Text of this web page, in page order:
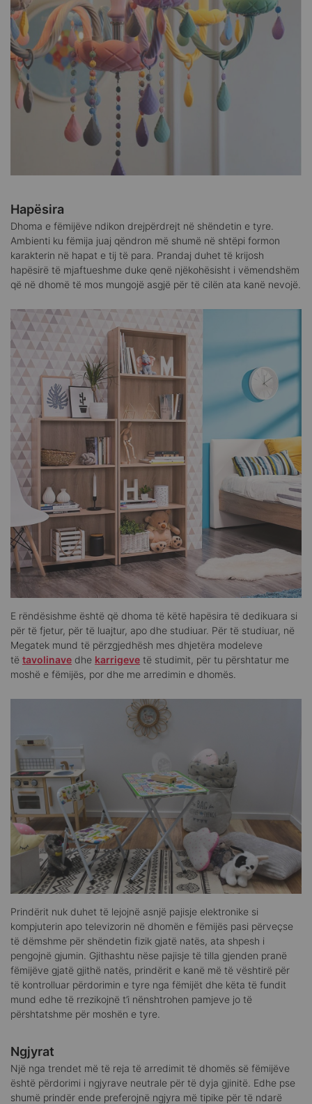
Hapësira
Dhoma e fëmijëve ndikon drejpërdrejt në shëndetin e tyre.
Ambienti ku fëmija juaj qëndron më shumë në shtëpi formon
karakterin në hapat e tij të para. Prandaj duhet të krijosh
hapësirë të mjaftueshme duke qenë njëkohësisht i vëmendshëm
që në dhomë të mos mungojë asgjë për të cilën ata kanë nevojë.
E rëndësishme është që dhoma të këtë hapësira të dedikuara si
për të fjetur, për të luajtur, apo dhe studiuar. Për të studiuar, në
Megatek mund të përzgjedhësh mes dhjetëra modeleve
tëtavolinave dhe karrigeve të studimit, për tu përshtatur me
moshë e fëmijës, por dhe me arredimin e dhomës.
Prindërit nuk duhet të lejojnë asnjë pajisje elektronike si
kompjuterin apo televizorin në dhomën e fëmijës pasi përveçse
të dëmshme për shëndetin fizik gjatë natës, ata shpesh i
pengojnë gjumin. Gjithashtu nëse pajisje të tilla gjenden pranë
fëmijëve gjatë gjithë natës, prindërit e kanë më të vështirë për
të kontrolluar përdorimin e tyre nga fëmijët dhe këta të fundit
mund edhe të rrezikojnë t’i nënshtrohen pamjeve jo të
përshtatshme për moshën e tyre.
Ngjyrat
Një nga trendet më të reja të arredimit të dhomës së fëmijëve
është përdorimi i ngjyrave neutrale për të dyja gjinitë. Edhe pse
shumë prindër ende preferojnë ngjyra më tipike për të ndarë